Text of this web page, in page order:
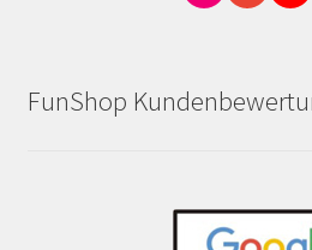
FunShop